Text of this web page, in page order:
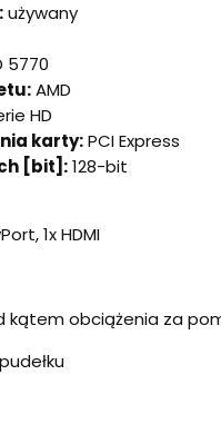
używany
5770
AMD
HD
karty:PCI Express
[bit]:128-bit
1x HDMI
obciążenia za